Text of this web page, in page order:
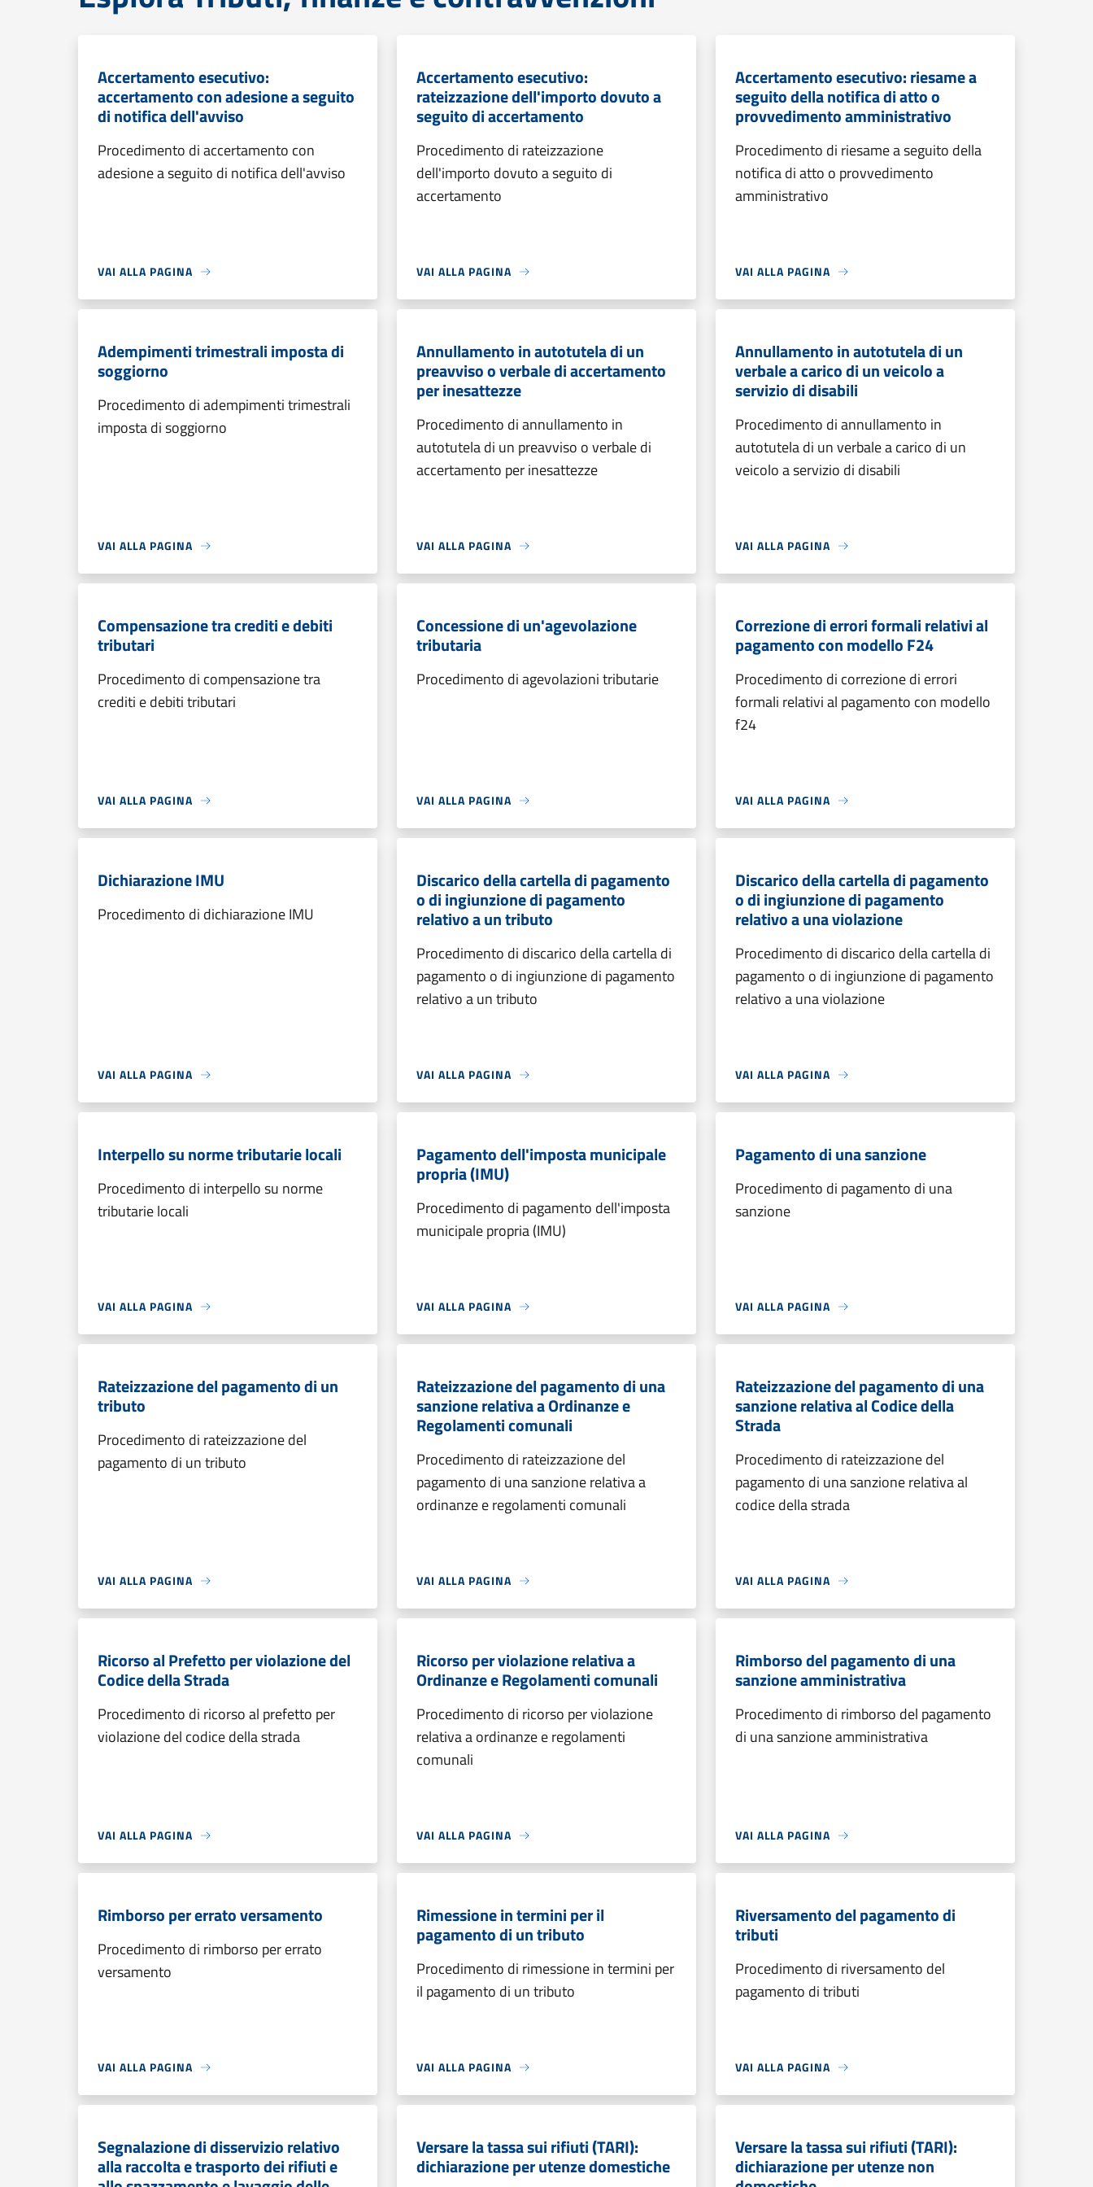
Accertamento esecutivo:
accertamento con adesione a seguito
di notifica dell'avviso
Procedimento di accertamento con
adesione a seguito di notifica dell'avviso
VAI ALLA PAGINA
Accertamento esecutivo:
rateizzazione dell'importo dovuto a
seguito di accertamento
Procedimento di rateizzazione
dell'importo dovuto a seguito di
accertamento
VAI ALLA PAGINA
Accertamento esecutivo: riesame a
seguito della notifica di atto o
provvedimento amministrativo
Procedimento di riesame a seguito della
notifica di atto o provvedimento
amministrativo
VAI ALLA PAGINA
Adempimenti trimestrali imposta di
soggiorno
Procedimento di adempimenti trimestrali
imposta di soggiorno
VAI ALLA PAGINA
Annullamento in autotutela di un
preavviso o verbale di accertamento
per inesattezze
Procedimento di annullamento in
autotutela di un preavviso o verbale di
accertamento per inesattezze
VAI ALLA PAGINA
Annullamento in autotutela di un
verbale a carico di un veicolo a
servizio di disabili
Procedimento di annullamento in
autotutela di un verbale a carico di un
veicolo a servizio di disabili
VAI ALLA PAGINA
Compensazione tra crediti e debiti
tributari
Procedimento di compensazione tra
crediti e debiti tributari
VAI ALLA PAGINA
Concessione di un'agevolazione
tributaria
Procedimento di agevolazioni tributarie
VAI ALLA PAGINA
Correzione di errori formali relativi al
pagamento con modello F24
Procedimento di correzione di errori
formali relativi al pagamento con modello
f24
VAI ALLA PAGINA
Dichiarazione IMU
Procedimento di dichiarazione IMU
VAI ALLA PAGINA
Discarico della cartella di pagamento
o di ingiunzione di pagamento
relativo a un tributo
Procedimento di discarico della cartella di
pagamento o di ingiunzione di pagamento
relativo a un tributo
VAI ALLA PAGINA
Discarico della cartella di pagamento
o di ingiunzione di pagamento
relativo a una violazione
Procedimento di discarico della cartella di
pagamento o di ingiunzione di pagamento
relativo a una violazione
VAI ALLA PAGINA
Interpello su norme tributarie locali
Procedimento di interpello su norme
tributarie locali
VAI ALLA PAGINA
Pagamento dell'imposta municipale
propria (IMU)
Procedimento di pagamento dell'imposta
municipale propria (IMU)
VAI ALLA PAGINA
Pagamento di una sanzione
Procedimento di pagamento di una
sanzione
VAI ALLA PAGINA
Rateizzazione del pagamento di un
tributo
Procedimento di rateizzazione del
pagamento di un tributo
VAI ALLA PAGINA
Rateizzazione del pagamento di una
sanzione relativa a Ordinanze e
Regolamenti comunali
Procedimento di rateizzazione del
pagamento di una sanzione relativa a
ordinanze e regolamenti comunali
VAI ALLA PAGINA
Rateizzazione del pagamento di una
sanzione relativa al Codice della
Strada
Procedimento di rateizzazione del
pagamento di una sanzione relativa al
codice della strada
VAI ALLA PAGINA
Ricorso al Prefetto per violazione del
Codice della Strada
Procedimento di ricorso al prefetto per
violazione del codice della strada
VAI ALLA PAGINA
Ricorso per violazione relativa a
Ordinanze e Regolamenti comunali
Procedimento di ricorso per violazione
relativa a ordinanze e regolamenti
comunali
VAI ALLA PAGINA
Rimborso del pagamento di una
sanzione amministrativa
Procedimento di rimborso del pagamento
di una sanzione amministrativa
VAI ALLA PAGINA
Rimborso per errato versamento
Procedimento di rimborso per errato
versamento
VAI ALLA PAGINA
Rimessione in termini per il
pagamento di un tributo
Procedimento di rimessione in termini per
il pagamento di un tributo
VAI ALLA PAGINA
Riversamento del pagamento di
tributi
Procedimento di riversamento del
pagamento di tributi
VAI ALLA PAGINA
Segnalazione di disservizio relativo
alla raccolta e trasporto dei rifiuti e
Versare la tassa sui rifiuti (TARI):
dichiarazione per utenze domestiche
Versare la tassa sui rifiuti (TARI):
dichiarazione per utenze non